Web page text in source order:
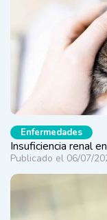
Enfermedades
Insuficiencia renal
Publicado el 06/07/